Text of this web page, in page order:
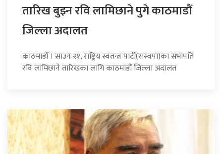
तारिख बुझ्न रवि लामिछाने पुगे काठमाडौं
जिल्ला अदालत
काठमाडौँ । साउन २१, राष्ट्रिय स्वतन्त्र पार्टी(रास्वपा)का सभापति
रवि लामिछाने तारिखका लागि काठमाडौं जिल्ला अदालत